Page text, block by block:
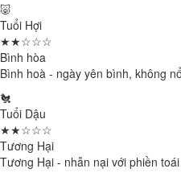
🐷
Tuổi Hợi
★★☆☆☆
Bình hòa
Bình hoà - ngày yên bình, không
🐔
Tuổi Dậu
★★☆☆☆
Tương Hại
Tương Hại - nhẫn nại với phiền